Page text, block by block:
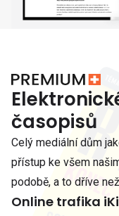
časopisů
Celý mediální dům
přístup ke všem
podobě, a to dříve
Online trafika